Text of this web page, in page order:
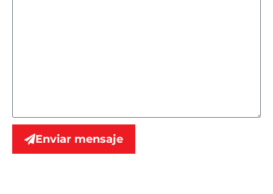
Enviar mensaje